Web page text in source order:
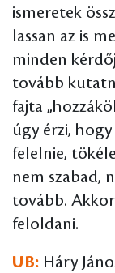
ismeretek
lassan az is
minden
tovább
fajta
úgy érzi,
felelnie,
nem szabad,
tovább. Akkor
feloldani.
UB: Háry